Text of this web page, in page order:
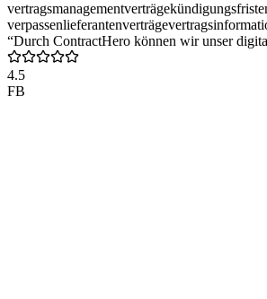
vertragsmanagementverträge
verpassenlieferantenverträge
“Durch ContractHero können wir unser
4.5
FB